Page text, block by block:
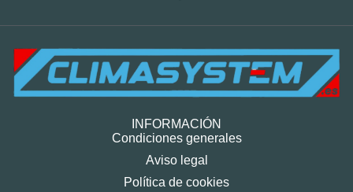
INFORMACIÓN
Condiciones generales
Aviso legal
Política de cookies